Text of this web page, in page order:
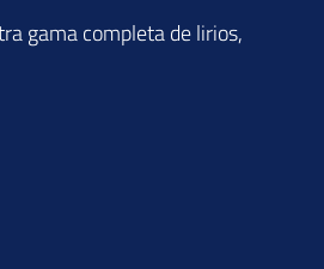
gama completa de lirios,